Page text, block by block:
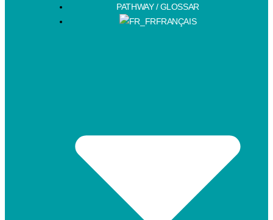
PATHWAY / GLOSSAR
FRANÇAIS